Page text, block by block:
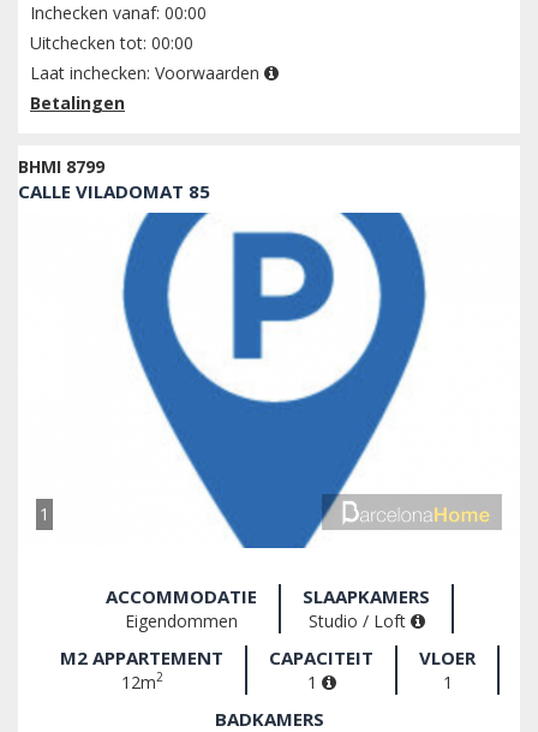
Inchecken vanaf: 00:00
Uitchecken tot: 00:00
Laat inchecken: Voorwaarden
Betalingen
BHMI 8799
CALLE VILADOMAT 85
1
ACCOMMODATIE
Eigendommen
SLAAPKAMERS
Studio / Loft
M2 APPARTEMENT
12m2
CAPACITEIT
1
VLOER
1
BADKAMERS